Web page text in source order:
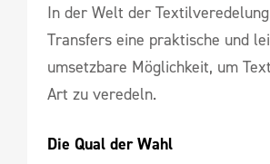
In der Welt der
Transfers eine praktische und
umsetzbare Möglichkeit, um
Art zu veredeln.
Die Qual der Wahl